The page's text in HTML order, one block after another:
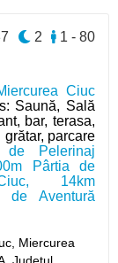
Ciuc
Saună, Sală
bar, terasa,
parcare
de Pelerinaj
Pârtia de
14km
de Aventură
Miercurea
1 - 80
2